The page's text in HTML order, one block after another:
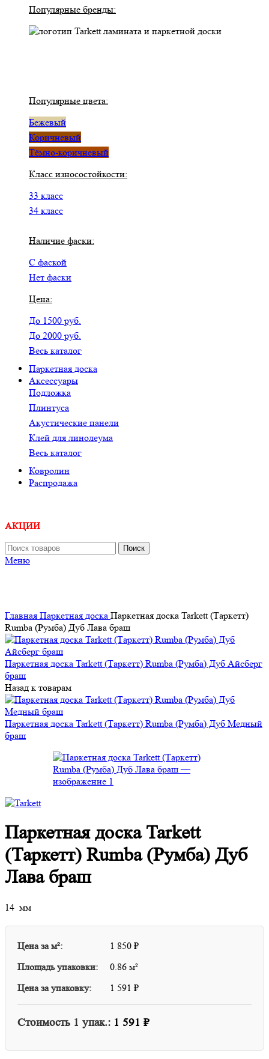
Популярные бренды:
Популярные цвета:
Бежевый
Коричневый
Тёмно-коричневый
Класс износостойкости:
33 класс
34 класс
Наличие фаски:
С фаской
Нет фаски
Цена:
До 1500 руб.
До 2000 руб.
Весь каталог
Паркетная доска
Аксессуары
Подложка
Плинтуса
Акустические панели
Клей для линолеума
Весь каталог
Ковролин
Распродажа
АКЦИИ
Поиск
Меню
Главная Паркетная доска Паркетная доска Tarkett (Таркетт)
Rumba (Румба) Дуб Лава браш
Паркетная доска Tarkett (Таркетт) Rumba (Румба) Дуб Айсберг
браш
Назад к товарам
Паркетная доска Tarkett (Таркетт) Rumba (Румба) Дуб Медный
браш
Паркетная доска Tarkett
(Таркетт) Rumba (Румба) Дуб
Лава браш
14 мм
Цена за м²: 1 850 ₽
Площадь упаковки:
0.86 м²
Цена за упаковку:
1 591 ₽
Стоимость 1 упак.: 1 591 ₽